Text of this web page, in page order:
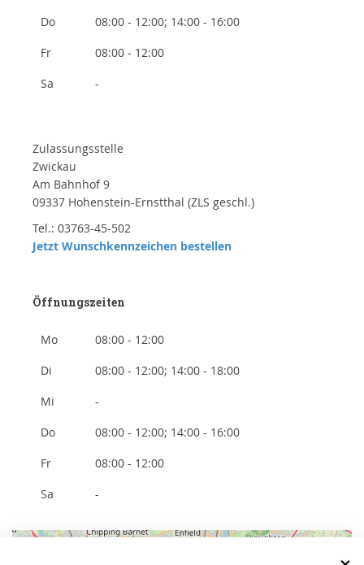
Do
08:00 - 12:00; 14:00 - 16:00
Fr
08:00 - 12:00
Sa
-
Zulassungsstelle
Zwickau
Am Bahnhof 9
09337 Hohenstein-Ernstthal (ZLS geschl.)
Tel.: 03763-45-502
Jetzt Wunschkennzeichen bestellen
Öffnungszeiten
Mo
08:00 - 12:00
Di
08:00 - 12:00; 14:00 - 18:00
Mi
-
Do
08:00 - 12:00; 14:00 - 16:00
Fr
08:00 - 12:00
Sa
-